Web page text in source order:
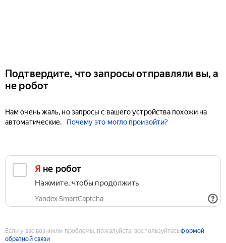
Подтвердите, что запросы отправляли вы, а
не робот
Нам очень жаль, но запросы с вашего устройства похожи на
автоматические.
Почему это могло произойти?
Я не робот
Нажмите, чтобы продолжить
Yandex SmartCaptcha
Если у вас возникли проблемы, пожалуйста, воспользуйтесьформой
обратной связи